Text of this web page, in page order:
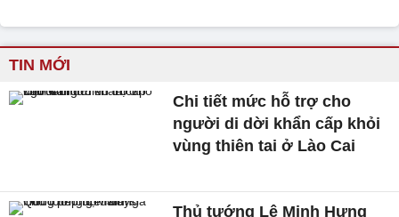
TIN MỚI
Chi tiết mức hỗ trợ cho
người di dời khẩn cấp khỏi
vùng thiên tai ở Lào Cai
Thủ tướng Lê Minh Hưng